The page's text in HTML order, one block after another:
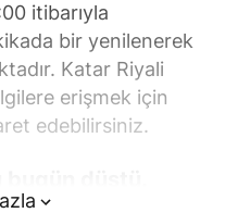
itibarıyla
bir yenilenerek
Katar Riyali
erişmek için
edebilirsiniz.